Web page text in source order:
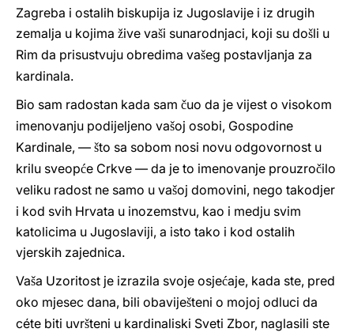
Zagreba i ostalih biskupija iz Jugoslavije i iz drugih
zemalja u kojima žive vaši sunarodnjaci, koji su došli u
Rim da prisustvuju obredima vašeg postavljanja za
kardinala.
Bio sam radostan kada sam čuo da je vijest o visokom
imenovanju podijeljeno vašoj osobi, Gospodine
Kardinale, — što sa sobom nosi novu odgovornost u
krilu sveopće Crkve — da je to imenovanje prouzročilo
veliku radost ne samo u vašoj domovini, nego takodjer
i kod svih Hrvata u inozemstvu, kao i medju svim
katolicima u Jugoslaviji, a isto tako i kod ostalih
vjerskih zajednica.
Vaša Uzoritost je izrazila svoje osjećaje, kada ste, pred
oko mjesec dana, bili obaviješteni o mojoj odluci da
céte biti uvršteni u kardinaliski Sveti Zbor, naglasili ste